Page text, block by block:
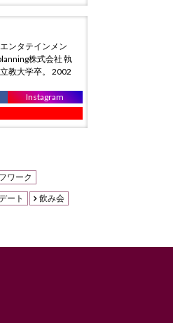
ンタテインメン
株式会社 執
教大学卒。 2002
Instagram
ワーク
ート 飲み会